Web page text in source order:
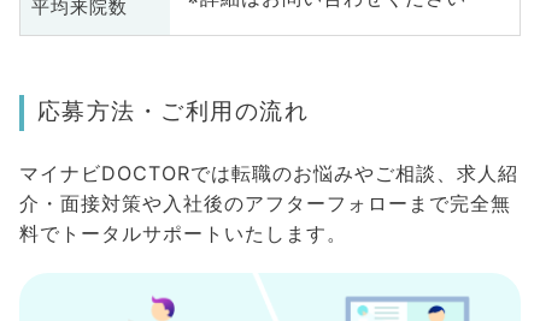
平均来院数
応募方法・ご利用の流れ
マイナビDOCTORでは転職のお悩みやご相談、求人紹
介・面接対策や入社後のアフターフォローまで完全無
料でトータルサポートいたします。